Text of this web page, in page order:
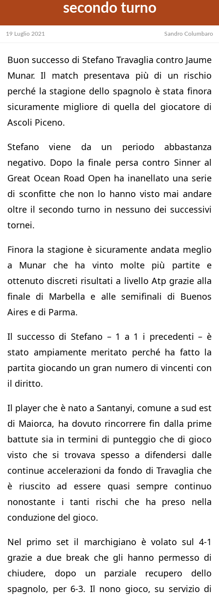
secondo turno
19 Luglio 2021 Sandro Columbaro
Buon successo di Stefano Travaglia contro Jaume
Munar. Il match presentava più di un rischio
perché la stagione dello spagnolo è stata finora
sicuramente migliore di quella del giocatore di
Ascoli Piceno.
Stefano viene da un periodo abbastanza
negativo. Dopo la finale persa contro Sinner al
Great Ocean Road Open ha inanellato una serie
di sconfitte che non lo hanno visto mai andare
oltre il secondo turno in nessuno dei successivi
tornei.
Finora la stagione è sicuramente andata meglio
a Munar che ha vinto molte più partite e
ottenuto discreti risultati a livello Atp grazie alla
finale di Marbella e alle semifinali di Buenos
Aires e di Parma.
Il successo di Stefano – 1 a 1 i precedenti – è
stato ampiamente meritato perché ha fatto la
partita giocando un gran numero di vincenti con
il diritto.
Il player che è nato a Santanyi, comune a sud est
di Maiorca, ha dovuto rincorrere fin dalla prime
battute sia in termini di punteggio che di gioco
visto che si trovava spesso a difendersi dalle
continue accelerazioni da fondo di Travaglia che
è riuscito ad essere quasi sempre continuo
nonostante i tanti rischi che ha preso nella
conduzione del gioco.
Nel primo set il marchigiano è volato sul 4-1
grazie a due break che gli hanno permesso di
chiudere, dopo un parziale recupero dello
spagnolo, per 6-3. Il nono gioco, su servizio di